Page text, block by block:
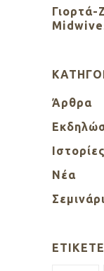
Άρθρα
Νέα